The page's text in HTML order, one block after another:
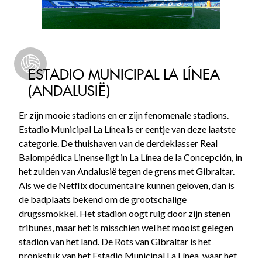
ESTADIO MUNICIPAL LA LÍNEA
(ANDALUSIË)
Er zijn mooie stadions en er zijn fenomenale stadions.
Estadio Municipal La Línea is er eentje van deze laatste
categorie. De thuishaven van de derdeklasser Real
Balompédica Linense ligt in La Línea de la Concepción, in
het zuiden van Andalusië tegen de grens met Gibraltar.
Als we de Netflix documentaire kunnen geloven, dan is
de badplaats bekend om de grootschalige
drugssmokkel. Het stadion oogt ruig door zijn stenen
tribunes, maar het is misschien wel het mooist gelegen
stadion van het land. De Rots van Gibraltar is het
pronkstuk van het Estadio Municipal La Línea, waar het